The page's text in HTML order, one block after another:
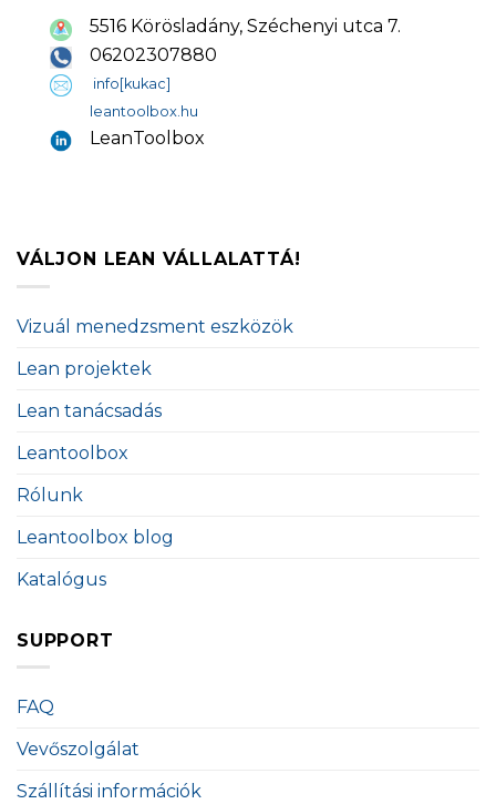
5516 Körösladány, Széchenyi utca 7.
06202307880
info[kukac]
leantoolbox.hu
LeanToolbox
VÁLJON LEAN VÁLLALATTÁ!
Vizuál menedzsment eszközök
Lean projektek
Lean tanácsadás
Leantoolbox
Rólunk
Leantoolbox blog
Katalógus
SUPPORT
FAQ
Vevőszolgálat
Szállítási információk